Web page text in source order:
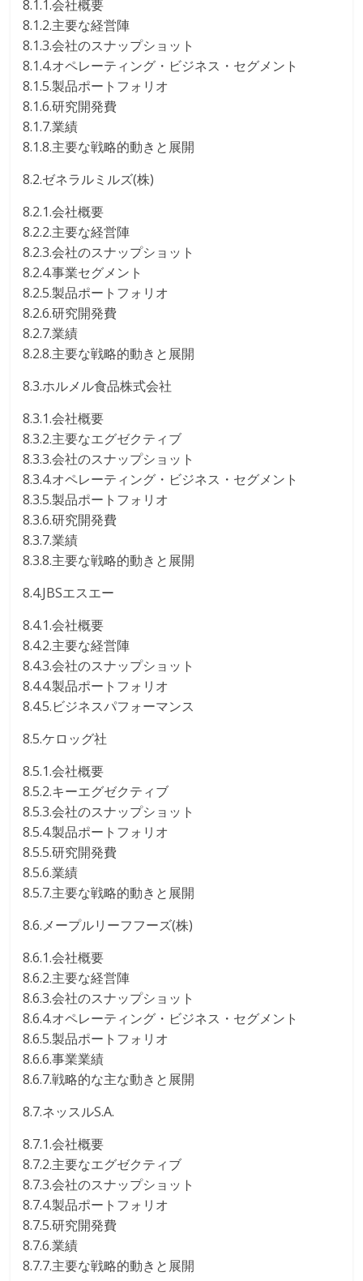
8.1.1.会社概要
8.1.2.主要な経営陣
8.1.3.会社のスナップショット
8.1.4.オペレーティング・ビジネス・セグメント
8.1.5.製品ポートフォリオ
8.1.6.研究開発費
8.1.7.業績
8.1.8.主要な戦略的動きと展開
8.2.ゼネラルミルズ(株)
8.2.1.会社概要
8.2.2.主要な経営陣
8.2.3.会社のスナップショット
8.2.4.事業セグメント
8.2.5.製品ポートフォリオ
8.2.6.研究開発費
8.2.7.業績
8.2.8.主要な戦略的動きと展開
8.3.ホルメル食品株式会社
8.3.1.会社概要
8.3.2.主要なエグゼクティブ
8.3.3.会社のスナップショット
8.3.4.オペレーティング・ビジネス・セグメント
8.3.5.製品ポートフォリオ
8.3.6.研究開発費
8.3.7.業績
8.3.8.主要な戦略的動きと展開
8.4.JBSエスエー
8.4.1.会社概要
8.4.2.主要な経営陣
8.4.3.会社のスナップショット
8.4.4.製品ポートフォリオ
8.4.5.ビジネスパフォーマンス
8.5.ケロッグ社
8.5.1.会社概要
8.5.2.キーエグゼクティブ
8.5.3.会社のスナップショット
8.5.4.製品ポートフォリオ
8.5.5.研究開発費
8.5.6.業績
8.5.7.主要な戦略的動きと展開
8.6.メープルリーフフーズ(株)
8.6.1.会社概要
8.6.2.主要な経営陣
8.6.3.会社のスナップショット
8.6.4.オペレーティング・ビジネス・セグメント
8.6.5.製品ポートフォリオ
8.6.6.事業業績
8.6.7.戦略的な主な動きと展開
8.7.ネッスルS.A.
8.7.1.会社概要
8.7.2.主要なエグゼクティブ
8.7.3.会社のスナップショット
8.7.4.製品ポートフォリオ
8.7.5.研究開発費
8.7.6.業績
8.7.7.主要な戦略的動きと展開